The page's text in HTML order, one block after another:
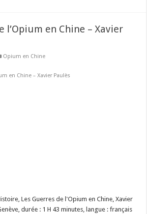
l’Opium en Chine – Xavier
Opium en Chine
en Chine – Xavier Paulès
Les Guerres de l'Opium en Chine, Xavier
durée : 1 H 43 minutes, langue : français